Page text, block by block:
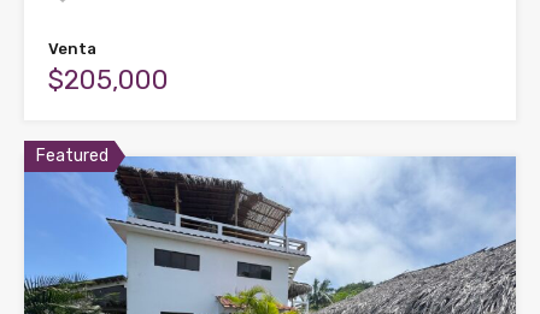
Venta
$205,000
Featured